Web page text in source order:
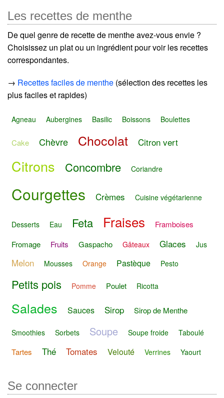
Les recettes de menthe
De quel genre de recette de menthe avez-vous envie ?
Choisissez un plat ou un ingrédient pour voir les recettes
correspondantes.
→ Recettes faciles de menthe (sélection des recettes les
plus faciles et rapides)
Agneau Aubergines Basilic Boissons Boulettes
Cake Chèvre Chocolat Citron vert
Citrons Concombre Coriandre
Courgettes Crèmes Cuisine végétarienne
Desserts Eau Feta Fraises
Framboises
Fromage
Fruits Gaspacho Gâteaux Glaces Jus
Melon Mousses Orange Pastèque Pesto
Petits pois Pomme Poulet Ricotta
Salades Sauces Sirop Sirop de Menthe
Smoothies Sorbets Soupe Soupe froide Taboulé
Tartes Thé Tomates Velouté Verrines Yaourt
Se connecter